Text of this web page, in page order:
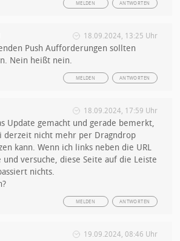
ANTWORTEN
MELDEN
18.09.2024, 13:25 Uhr
Push Aufforderungen sollten
Nein heißt nein.
ANTWORTEN
MELDEN
18.09.2024, 17:59 Uhr
Update gemacht und gerade bemerkt,
derzeit nicht mehr per Dragndrop
kann. Wenn ich links neben die URL
und versuche, diese Seite auf die Leiste
nichts.
ANTWORTEN
MELDEN
19.09.2024, 08:46 Uhr